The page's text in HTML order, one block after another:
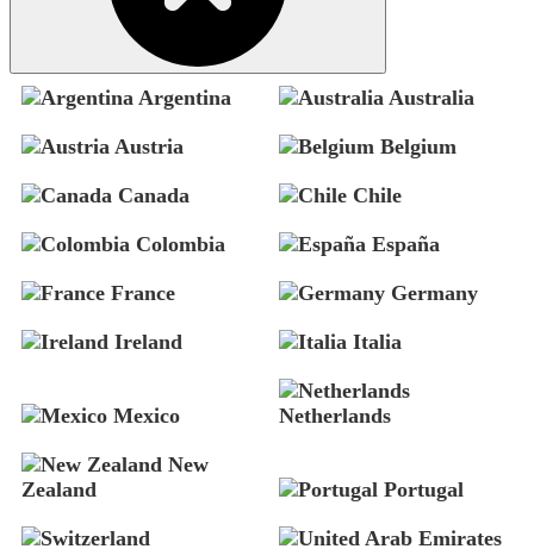
Argentina Australia
Austria Belgium
Canada Chile
Colombia España
France Germany
Ireland Italia
Mexico Netherlands
New
Zealand
Portugal